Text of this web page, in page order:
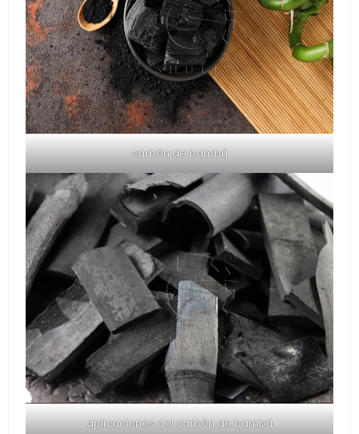
carbón de bambú
aplicaciones del carbón de bambú